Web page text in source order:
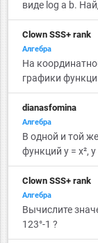
виде log a b.
Clown SSS+ rank
Алгебра
На
графики
dianasfomina
Алгебра
В одной и той
функций у = x²,
Clown SSS+ rank
Алгебра
Вычислите
123°-1 ?